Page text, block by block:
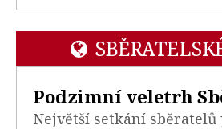
Podzimní veletrh
Největší setkání sběratelů